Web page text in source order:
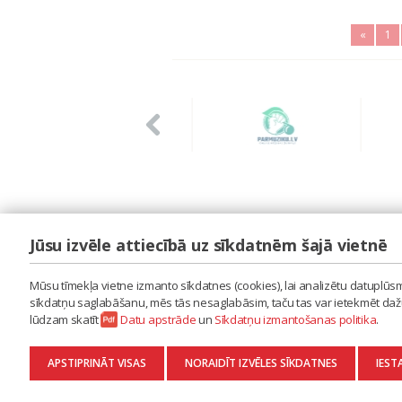
« 1
LAIPA
ES RADU MŪZIKU
AKTUALITĀTES
KONTAKTI
SĪKDATŅU IZMANTOŠANAS POLITIKA
DATU APSTRĀDE
Jūsu izvēle attiecībā uz sīkdatnēm šajā vietnē
Mūsu tīmekļa vietne izmanto sīkdatnes (cookies), lai analizētu
sīkdatņu saglabāšanu, mēs tās nesaglabāsim, taču tas var ietekmēt
lūdzam skatīt
Datu apstrādeun Sīkdatņu izmantošanas politika.
APSTIPRINĀT VISAS NORAIDĪT IZVĒLES SĪKDATNES